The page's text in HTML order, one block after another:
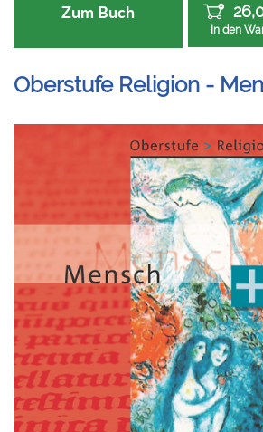
Zum Buch
In den
Oberstufe Religion -